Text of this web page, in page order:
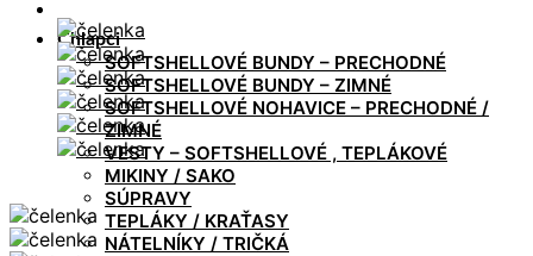
Chlapci
SOFTSHELLOVÉ BUNDY – PRECHODNÉ
SOFTSHELLOVÉ BUNDY – ZIMNÉ
SOFTSHELLOVÉ NOHAVICE – PRECHODNÉ /
ZIMNÉ
VESTY – SOFTSHELLOVÉ , TEPLÁKOVÉ
MIKINY / SAKO
SÚPRAVY
TEPLÁKY / KRAŤASY
NÁTELNÍKY / TRIČKÁ